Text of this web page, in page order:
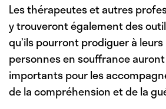
Les thérapeutes et autres
y trouveront également des
qu’ils pourront prodiguer à
personnes en souffrance
importants pour les
de la compréhension et de la